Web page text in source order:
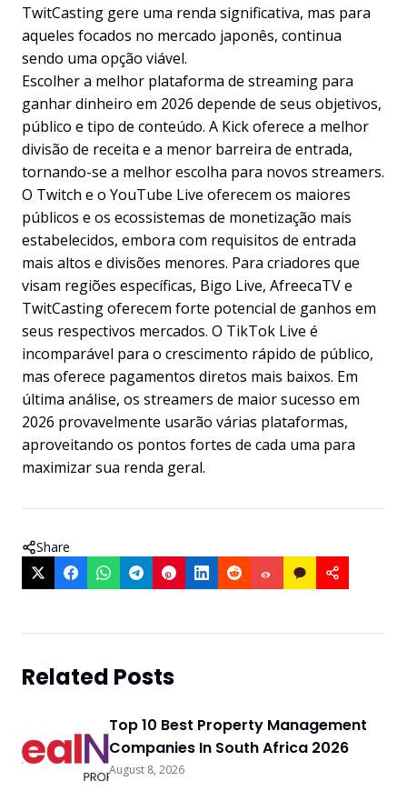
TwitCasting gere uma renda significativa, mas para
aqueles focados no mercado japonês, continua
sendo uma opção viável.
Escolher a melhor plataforma de streaming para
ganhar dinheiro em 2026 depende de seus objetivos,
público e tipo de conteúdo. A Kick oferece a melhor
divisão de receita e a menor barreira de entrada,
tornando-se a melhor escolha para novos streamers.
O Twitch e o YouTube Live oferecem os maiores
públicos e os ecossistemas de monetização mais
estabelecidos, embora com requisitos de entrada
mais altos e divisões menores. Para criadores que
visam regiões específicas, Bigo Live, AfreecaTV e
TwitCasting oferecem forte potencial de ganhos em
seus respectivos mercados. O TikTok Live é
incomparável para o crescimento rápido de público,
mas oferece pagamentos diretos mais baixos. Em
última análise, os streamers de maior sucesso em
2026 provavelmente usarão várias plataformas,
aproveitando os pontos fortes de cada uma para
maximizar sua renda geral.
Share
Related Posts
Top 10 Best Property Management
Companies In South Africa 2026
August 8, 2026